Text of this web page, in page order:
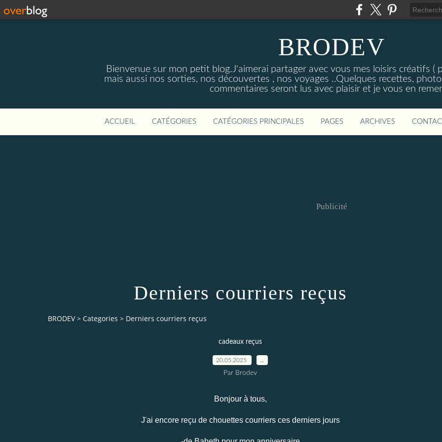
BRODEV
Bienvenue sur mon petit blog.J'aimerai partager avec vous mes loisirs créatifs (
mais aussi nos sorties, nos découvertes , nos voyages ..Quelques recettes,
commentaires seront lus avec plaisir et je vous en
ACCUEIL CATÉGORIES CATÉGORIES PRINCIPALES PAGES ARCHIVES
Publicité
Derniers courriers reçus
BRODEV > Categories > Derniers courriers reçus
cadeaux reçus
20.05.2025
Par Brodev
Bonjour à tous,
J'ai encore reçu de chouettes courriers ces derniers jours